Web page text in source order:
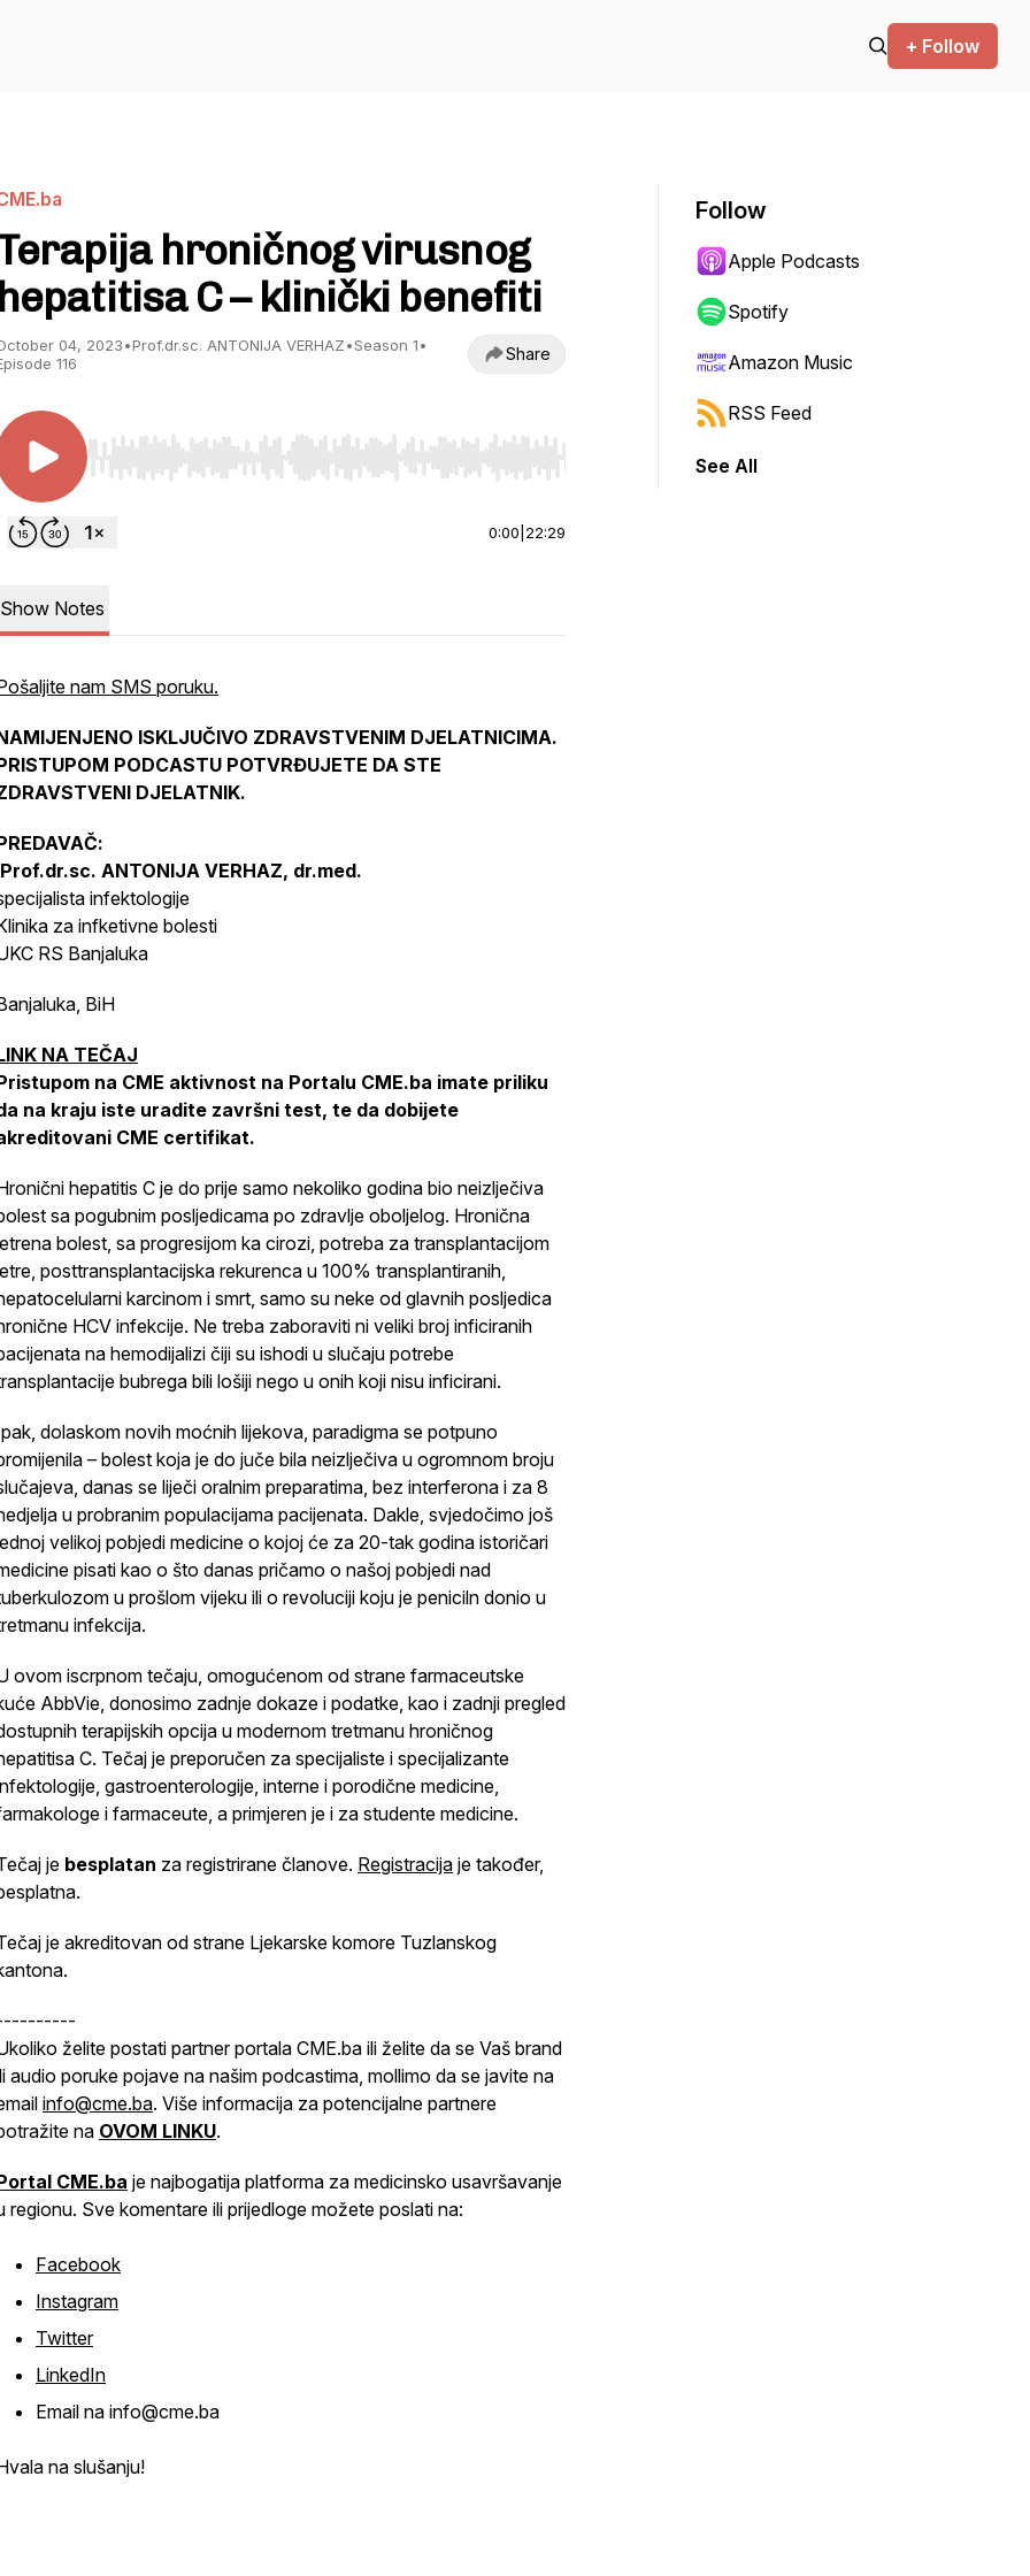
+ Follow
hroničnog virusnog
hepatitisa C – klinički benefiti
04, 2023•Prof.dr.sc. ANTONIJA VERHAZ•Season 1•
116
Share
Use Left/Right to seek, Home/End to jump to start or end. Hold shift to jump forward or backward.
0:00 22:29
Show Notes
nam SMS poruku.
ISKLJUČIVO ZDRAVSTVENIM DJELATNICIMA.
PODCASTU POTVRĐUJETE DA STE
DJELATNIK.
Prof.dr.sc. ANTONIJA VERHAZ, dr.med.
infektologije
za infketivne bolesti
RS Banjaluka
BiH
NA TEČAJ
na CME aktivnost na Portalu CME.ba imate priliku
na kraju iste uradite završni test, te da dobijete
CME certifikat.
hepatitis C je do prije samo nekoliko godina bio neizlječiva
sa pogubnim posljedicama po zdravlje oboljelog. Hronična
bolest, sa progresijom ka cirozi, potreba za transplantacijom
posttransplantacijska rekurenca u 100% transplantiranih,
karcinom i smrt, samo su neke od glavnih posljedica
HCV infekcije. Ne treba zaboraviti ni veliki broj inficiranih
na hemodijalizi čiji su ishodi u slučaju potrebe
bubrega bili lošiji nego u onih koji nisu inficirani.
dolaskom novih moćnih lijekova, paradigma se potpuno
– bolest koja je do juče bila neizlječiva u ogromnom broju
danas se liječi oralnim preparatima, bez interferona i za 8
u probranim populacijama pacijenata. Dakle, svjedočimo još
velikoj pobjedi medicine o kojoj će za 20-tak godina istoričari
pisati kao o što danas pričamo o našoj pobjedi nad
u prošlom vijeku ili o revoluciji koju je peniciln donio u
infekcija.
ovom iscrpnom tečaju, omogućenom od strane farmaceutske
AbbVie, donosimo zadnje dokaze i podatke, kao i zadnji pregled
terapijskih opcija u modernom tretmanu hroničnog
C. Tečaj je preporučen za specijaliste i specijalizante
gastroenterologije, interne i porodične medicine,
i farmaceute, a primjeren je i za studente medicine.
je besplatan za registrirane članove. Registracija je također,
je akreditovan od strane Ljekarske komore Tuzlanskog
želite postati partner portala CME.ba ili želite da se Vaš brand
audio poruke pojave na našim podcastima, mollimo da se javite na
info@cme.ba. Više informacija za potencijalne partnere
na OVOM LINKU.
CME.ba je najbogatija platforma za medicinsko usavršavanje
regionu. Sve komentare ili prijedloge možete poslati na:
Facebook
Instagram
Twitter
LinkedIn
Email na info@cme.ba
na slušanju!
Follow
Apple Podcasts
Spotify
Amazon Music
RSS Feed
See All